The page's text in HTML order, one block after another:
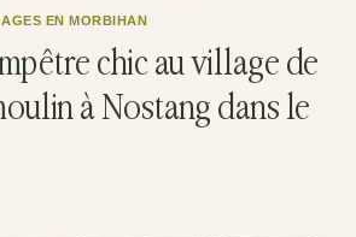
EN MORBIHAN
chic au village de
à Nostang dans le